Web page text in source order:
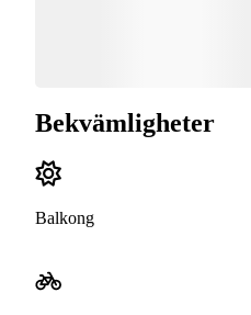
Bekvämligheter
Balkong